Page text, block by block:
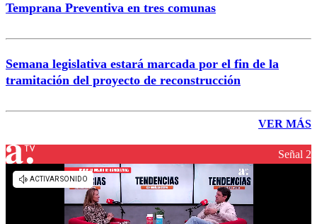
Temprana Preventiva en tres comunas
Semana legislativa estará marcada por el fin de la
tramitación del proyecto de reconstrucción
VER MÁS
Señal 2